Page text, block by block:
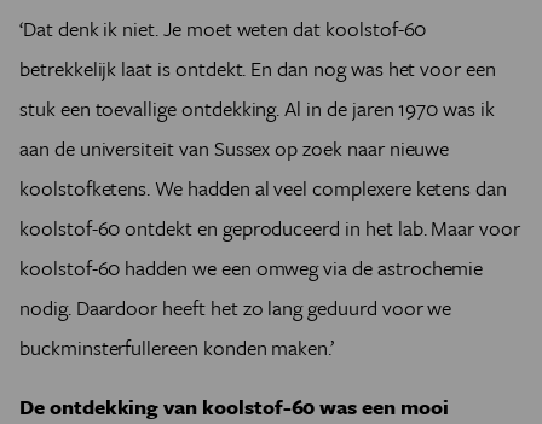
‘Dat denk ik niet. Je moet weten dat koolstof-60
betrekkelijk laat is ontdekt. En dan nog was het voor een
stuk een toevallige ontdekking. Al in de jaren 1970 was ik
aan de universiteit van Sussex op zoek naar nieuwe
koolstofketens. We hadden al veel complexere ketens dan
koolstof-60 ontdekt en geproduceerd in het lab. Maar voor
koolstof-60 hadden we een omweg via de astrochemie
nodig. Daardoor heeft het zo lang geduurd voor we
buckminsterfullereen konden maken.’
De ontdekking van koolstof-60 was een mooi